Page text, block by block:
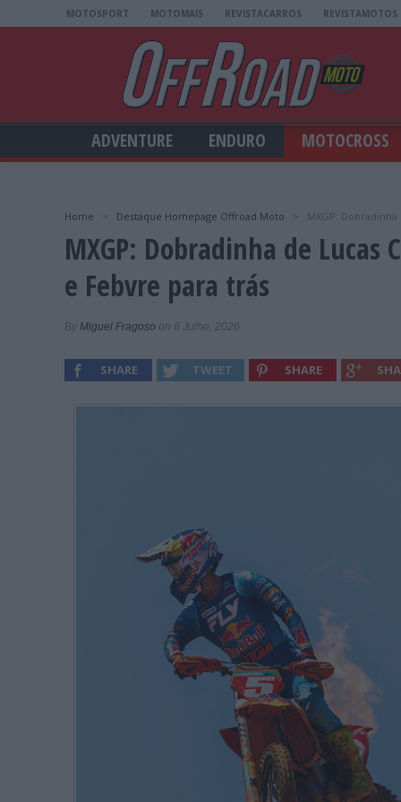
MOTOSPORT MOTOMAIS REVISTACARROS REVISTAMOTOS
ADVENTURE ENDURO MOTOCROSS
Home Destaque Homepage Offroad Moto MXGP:
MXGP: Dobradinha de Lucas
e Febvre para trás
By Miguel Fragoso on 6 Julho, 2026
SHARE TWEET SHARE